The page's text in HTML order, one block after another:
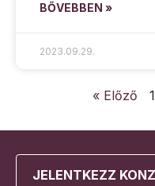
BŐVEBBEN »
2023.09.29.
« Előző 1
JELENTKEZZ